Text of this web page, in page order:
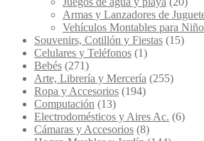
Armas y Lanzadores de
Vehículos Montables para
Souvenirs, Cotillón y Fiestas (15)
Celulares y Teléfonos (1)
Bebés (271)
Arte, Librería y Mercería (255)
Ropa y Accesorios (194)
Computación (13)
Electrodomésticos y Aires Ac. (6)
Cámaras y Accesorios (8)